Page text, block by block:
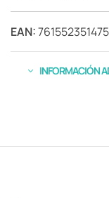
EAN:
INFORMACIÓN